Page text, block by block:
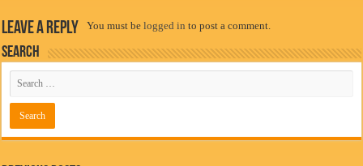
Leave a Reply You must belogged in to post a comment.
Search